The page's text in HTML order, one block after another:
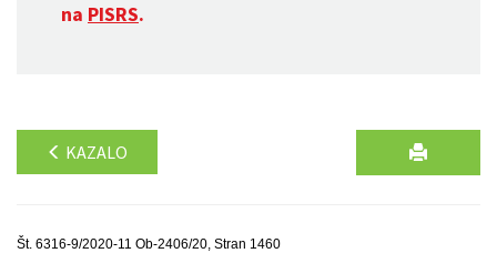
na PISRS.
KAZALO
Št. 6316-9/2020-11 Ob-2406/20, Stran 1460